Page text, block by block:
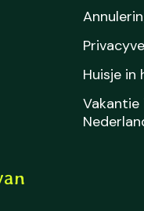
Huisje in
Vakantie